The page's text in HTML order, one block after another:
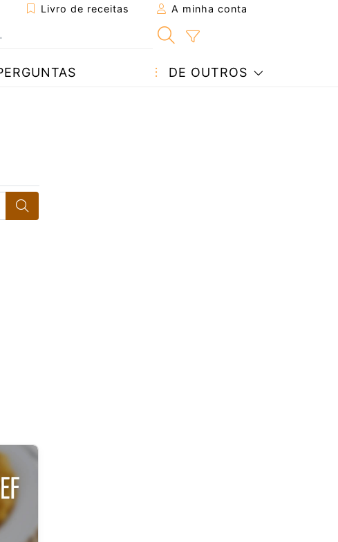
Livro de receitas A minha conta
DE OUTROS